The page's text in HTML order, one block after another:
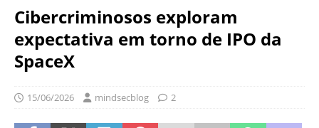
Cibercriminosos exploram
expectativa em torno de IPO da
SpaceX
15/06/2026 mindsecblog 2